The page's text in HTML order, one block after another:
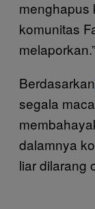
menghapus
komunitas
melaporkan.”
Berdasarkan
segala
dalamnya
liar dilarang